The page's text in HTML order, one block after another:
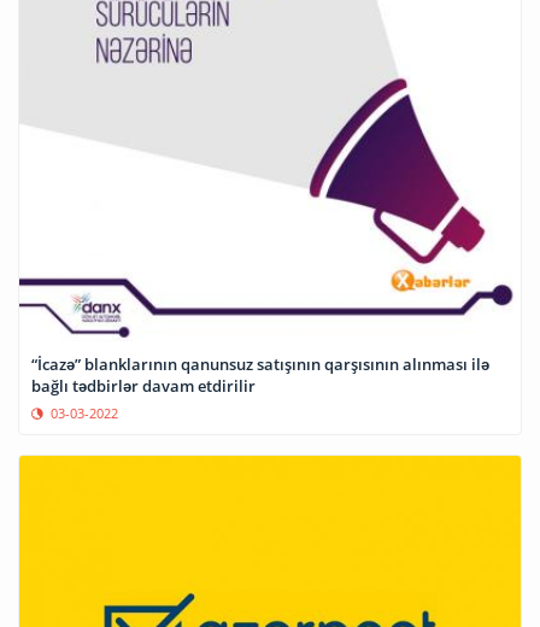
“İcazə” blanklarının qanunsuz satışının qarşısının alınması ilə
bağlı tədbirlər davam etdirilir
03-03-2022